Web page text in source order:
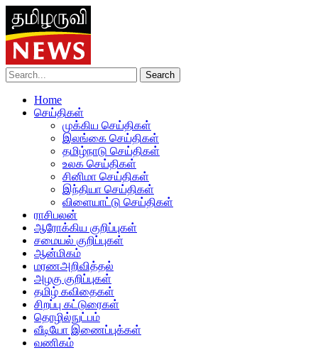
Home
செய்திகள்
முக்கிய செய்திகள்
இலங்கை செய்திகள்
தமிழ்நாடு செய்திகள்
உலக செய்திகள்
சினிமா செய்திகள்
இந்தியா செய்திகள்
விளையாட்டு செய்திகள்
ராசிபலன்
ஆரோக்கிய குறிப்புகள்
சமையல் குறிப்புகள்
ஆன்மிகம்
மரணஅறிவித்தல்
அழகு குறிப்புகள்
தமிழ் கவிதைகள்
சிறப்பு கட்டுரைகள்
தொழில்நுட்பம்
வீடியோ இணைப்புக்கள்
வணிகம்